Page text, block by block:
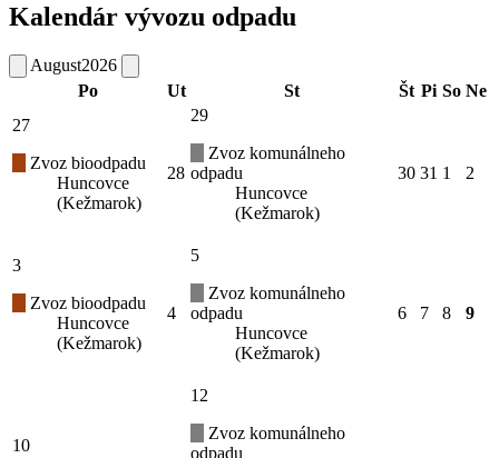
Kalendár vývozu odpadu
August2026
Po
Ut St Št Pi So Ne
27
Zvoz bioodpadu
Huncovce
(Kežmarok)
28
29
Zvoz komunálneho
odpadu
Huncovce
(Kežmarok)
30 31 1 2
3
Zvoz bioodpadu
Huncovce
(Kežmarok)
4
5
Zvoz komunálneho
odpadu
Huncovce
(Kežmarok)
6 7 8 9
10
12
Zvoz komunálneho
odpadu